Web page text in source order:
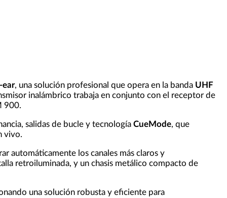
ear, una solución profesional que opera en la banda UHF
inalámbrico trabaja en conjunto con el receptor de
900.
salidas de bucle y tecnología CueMode, que
vivo.
automáticamente los canales más claros y
retroiluminada, y un chasis metálico compacto de
una solución robusta y eficiente para